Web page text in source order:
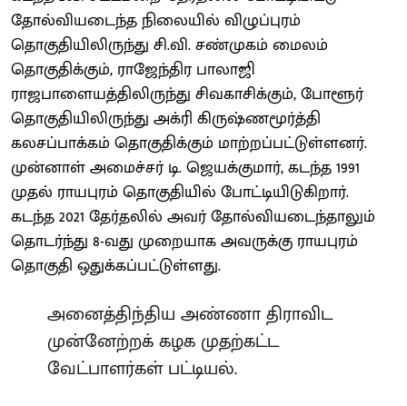
தோல்வியடைந்த நிலையில் விழுப்புரம்
தொகுதியிலிருந்து சி.வி. சண்முகம் மைலம்
தொகுதிக்கும், ராஜேந்திர பாலாஜி
ராஜபாளையத்திலிருந்து சிவகாசிக்கும், போளூர்
தொகுதியிலிருந்து அக்ரி கிருஷ்ணமூர்த்தி
கலசப்பாக்கம் தொகுதிக்கும் மாற்றப்பட்டுள்ளனர்.
முன்னாள் அமைச்சர் டி. ஜெயக்குமார், கடந்த 1991
முதல் ராயபுரம் தொகுதியில் போட்டியிடுகிறார்.
கடந்த 2021 தேர்தலில் அவர் தோல்வியடைந்தாலும்
தொடர்ந்து 8-வது முறையாக அவருக்கு ராயபுரம்
தொகுதி ஒதுக்கப்பட்டுள்ளது.
அனைத்திந்திய அண்ணா திராவிட
முன்னேற்றக் கழக முதற்கட்ட
வேட்பாளர்கள் பட்டியல்.